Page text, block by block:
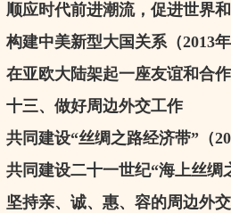
顺应时代前进潮流，促进世界
构建中美新型大国关系（2013
在亚欧大陆架起一座友谊和合
十三、做好周边外交工作
共同建设“丝绸之路经济带”（
共同建设二十一世纪“海上丝绸
坚持亲、诚、惠、容的周边外